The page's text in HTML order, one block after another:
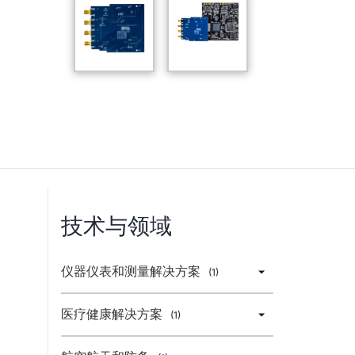
技术与领域
仪器仪表和测量解决方案 (1)
医疗健康解决方案 (1)